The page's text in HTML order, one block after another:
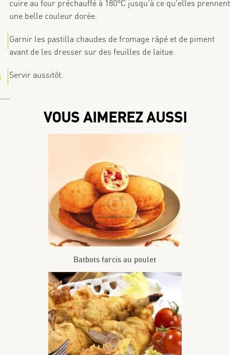
cuire au four préchauffé à 180°C jusqu’à ce qu’elles prennent
une belle couleur dorée.
Garnir les pastilla chaudes de fromage râpé et de piment
avant de les dresser sur des feuilles de laitue.
Servir aussitôt.
VOUS AIMEREZ AUSSI
Batbots farcis au poulet